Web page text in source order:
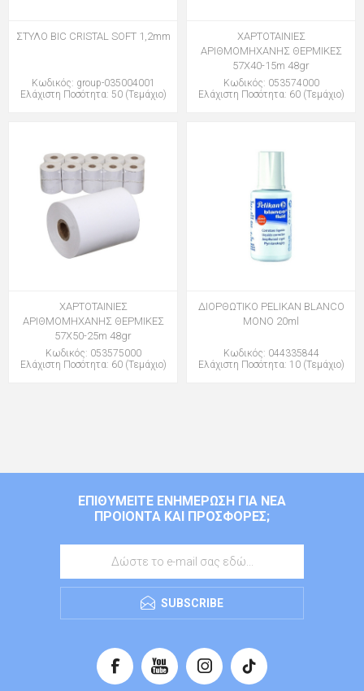
ΣΤΥΛΟ BIC CRISTAL SOFT 1,2mm
Κωδικός: group-035004001
Ελάχιστη Ποσότητα: 50 (Τεμάχιο)
ΧΑΡΤΟΤΑΙΝΙΕΣ
ΑΡΙΘΜΟΜΗΧΑΝΗΣ ΘΕΡΜΙΚΕΣ
57Χ40-15m 48gr
Κωδικός: 053574000
Ελάχιστη Ποσότητα: 60 (Τεμάχιο)
ΧΑΡΤΟΤΑΙΝΙΕΣ
ΑΡΙΘΜΟΜΗΧΑΝΗΣ ΘΕΡΜΙΚΕΣ
57Χ50-25m 48gr
Κωδικός: 053575000
Ελάχιστη Ποσότητα: 60 (Τεμάχιο)
ΔΙΟΡΘΩΤΙΚΟ PELIKAN BLANCO
ΜΟΝΟ 20ml
Κωδικός: 044335844
Ελάχιστη Ποσότητα: 10 (Τεμάχιο)
ΕΠΙΘΥΜΕΊΤΕ ΕΝΗΜΈΡΩΣΗ ΓΙΑ ΝΈΑ
ΠΡΟΙΌΝΤΑ ΚΑΙ ΠΡΟΣΦΟΡΈΣ;
SUBSCRIBE